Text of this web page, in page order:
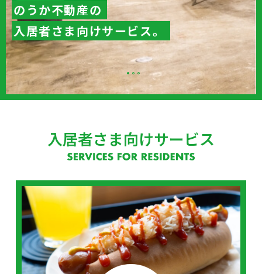
のうか不動産の
入居者さま向けサービス。
入居者さま向けサービス